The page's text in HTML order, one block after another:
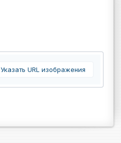
Указать URL изображения